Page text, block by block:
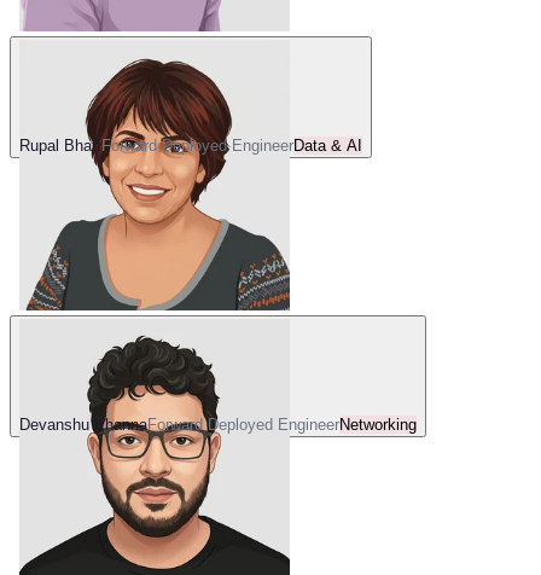
Rupal BhattForward Deployed EngineerData & AI
Devanshu KhannaForward Deployed EngineerNetworking